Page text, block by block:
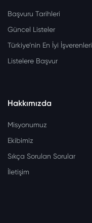
Başvuru Tarihleri
Güncel Listeler
Türkiye’nin En İyi İşverenleri
Listelere Başvur
Hakkımızda
Misyonumuz
Ekibimiz
Sıkça Sorulan Sorular
İletişim